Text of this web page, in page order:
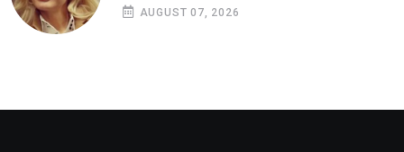
AUGUST 07, 2026